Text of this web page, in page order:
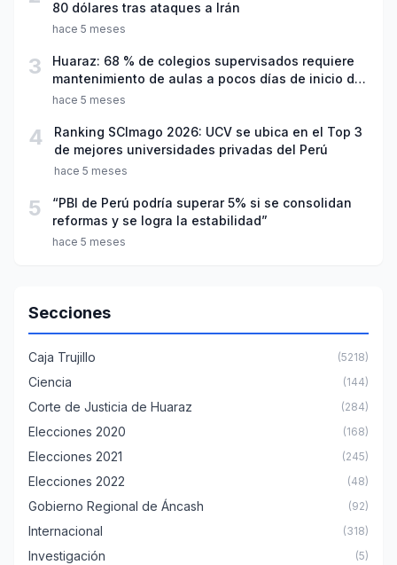
80 dólares tras ataques a Irán
hace 5 meses
3
Huaraz: 68 % de colegios supervisados requiere
mantenimiento de aulas a pocos días de inicio del
año escolar 2026
hace 5 meses
4
Ranking SCImago 2026: UCV se ubica en el Top 3
de mejores universidades privadas del Perú
hace 5 meses
5
“PBI de Perú podría superar 5% si se consolidan
reformas y se logra la estabilidad”
hace 5 meses
Secciones
Caja Trujillo (5218)
Ciencia (144)
Corte de Justicia de Huaraz (284)
Elecciones 2020 (168)
Elecciones 2021 (245)
Elecciones 2022 (48)
Gobierno Regional de Áncash (92)
Internacional (318)
Investigación (5)